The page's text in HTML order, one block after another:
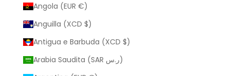
Angola (EUR €)
Anguilla (XCD $)
Antigua e Barbuda (XCD $)
Arabia Saudita (SAR ر.س)